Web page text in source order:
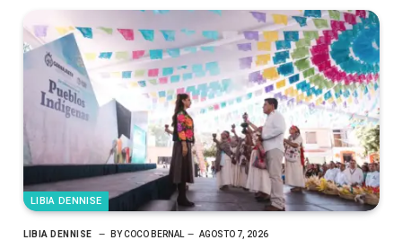
LIBIA DENNISE
LIBIA DENNISE BY COCO BERNAL AGOSTO 7, 2026